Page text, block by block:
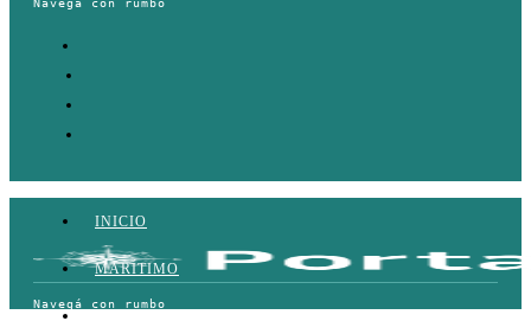
INICIO
MARÍTIMO